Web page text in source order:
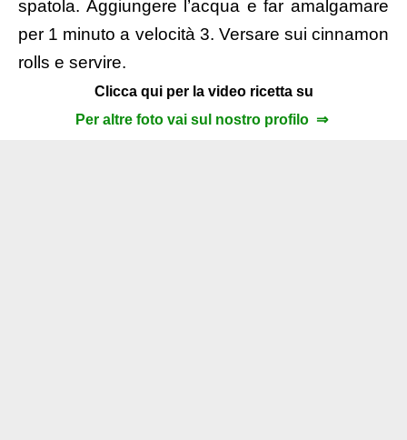
spatola. Aggiungere l’acqua e far amalgamare
per 1 minuto a velocità 3. Versare sui cinnamon
rolls e servire.
Clicca qui per la video ricetta su
Per altre foto vai sul nostro profilo ⇒